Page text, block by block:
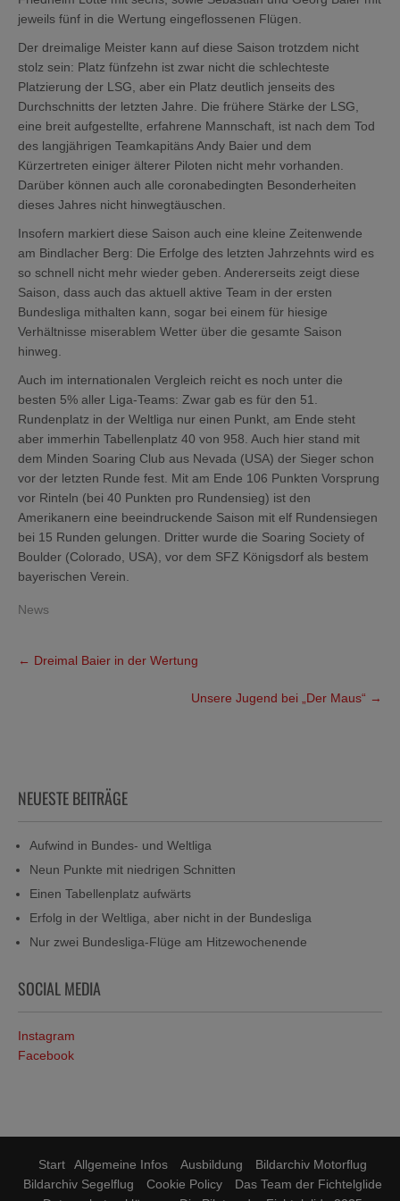
jeweils fünf in die Wertung eingeflossenen Flügen.
Der dreimalige Meister kann auf diese Saison trotzdem nicht
stolz sein: Platz fünfzehn ist zwar nicht die schlechteste
Platzierung der LSG, aber ein Platz deutlich jenseits des
Durchschnitts der letzten Jahre. Die frühere Stärke der LSG,
eine breit aufgestellte, erfahrene Mannschaft, ist nach dem Tod
des langjährigen Teamkapitäns Andy Baier und dem
Kürzertreten einiger älterer Piloten nicht mehr vorhanden.
Darüber können auch alle coronabedingten Besonderheiten
dieses Jahres nicht hinwegtäuschen.
Insofern markiert diese Saison auch eine kleine Zeitenwende
am Bindlacher Berg: Die Erfolge des letzten Jahrzehnts wird es
so schnell nicht mehr wieder geben. Andererseits zeigt diese
Saison, dass auch das aktuell aktive Team in der ersten
Bundesliga mithalten kann, sogar bei einem für hiesige
Verhältnisse miserablem Wetter über die gesamte Saison
hinweg.
Auch im internationalen Vergleich reicht es noch unter die
besten 5% aller Liga-Teams: Zwar gab es für den 51.
Rundenplatz in der Weltliga nur einen Punkt, am Ende steht
aber immerhin Tabellenplatz 40 von 958. Auch hier stand mit
dem Minden Soaring Club aus Nevada (USA) der Sieger schon
vor der letzten Runde fest. Mit am Ende 106 Punkten Vorsprung
vor Rinteln (bei 40 Punkten pro Rundensieg) ist den
Amerikanern eine beeindruckende Saison mit elf Rundensiegen
bei 15 Runden gelungen. Dritter wurde die Soaring Society of
Boulder (Colorado, USA), vor dem SFZ Königsdorf als bestem
bayerischen Verein.
News
navigation
← Dreimal Baier in der Wertung
Unsere Jugend bei „Der Maus“ →
NEUESTE BEITRÄGE
Aufwind in Bundes- und Weltliga
Neun Punkte mit niedrigen Schnitten
Einen Tabellenplatz aufwärts
Erfolg in der Weltliga, aber nicht in der Bundesliga
Nur zwei Bundesliga-Flüge am Hitzewochenende
SOCIAL MEDIA
Instagram
Facebook
Start Allgemeine Infos Ausbildung
Bildarchiv Motorflug
Bildarchiv Segelflug
Cookie Policy
Das Team der Fichtelglide